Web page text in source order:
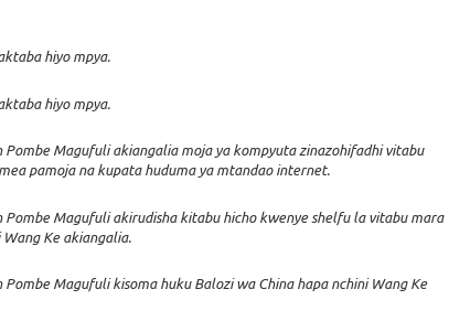
hiyo mpya.
hiyo mpya.
Pombe Magufuli akiangalia moja ya kompyuta zinazohifadhi vitabu
pamoja na kupata huduma ya mtandao internet.
Pombe Magufuli akirudisha kitabu hicho kwenye shelfu la vitabu mara
Ke akiangalia.
Magufuli kisoma huku Balozi wa China hapa nchini Wang Ke